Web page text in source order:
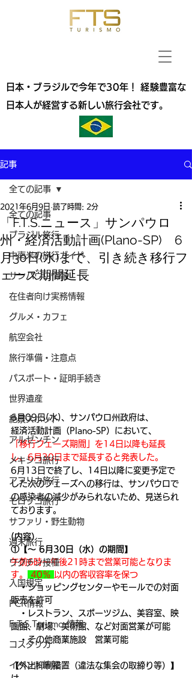
日本・ブラジルで今年で30年！ 経験豊富な
日本人が経営する新しい旅行会社です。
記事
全ての記事
ブラジル旅行
中南米の旅行ガイド
サンパウロ情報
在住者向け実務情報
グルメ・カフェ
航空会社
旅行準備・注意点
パスポート・証明手続き
世界遺産
絶景スポット
アルゼンチン
メキシコ旅行
アフリカ旅行
モロッコ旅行
サファリ・野生動物
週末旅行
ワクチン接種
入国規定
PCR情報
F.T.S.Turismo 情報
コスタリカ
イベント情報
全ての記事
「F.T.S.ニュース」サンパウロ
州・経済活動計画(Plano-SP) 6
月30日(水)まで、引き続き移行フ
ェーズ期間延長
2021年6月9日 読了時間: 2分
6月09日(水)、サンパウロ州政府は、
経済活動計画（Plano-SP）において、
「移行フェーズ期間」を14日以降も延長
し、6月30日まで延長すると発表した。
6月13日で終了し、14日以降に変更予定で
した次のフェーズへの移行は、サンパウロで
の感染者の減少がみられないため、見送られ
ております。
(内容）
①【～ 6月30日（水）の期間】
午前6時～午後21時まで営業可能となりま
す。
40％
以内の客収容率を保つ
・ショッピングセンターやモールでの対面
販売を許可
・レストラン、スポーツジム、美容室、映
画館、劇場、美術館、など対面営業が可能
・その他商業施設　営業可能
【外出抑制措置（違法な集会の取締り等）】